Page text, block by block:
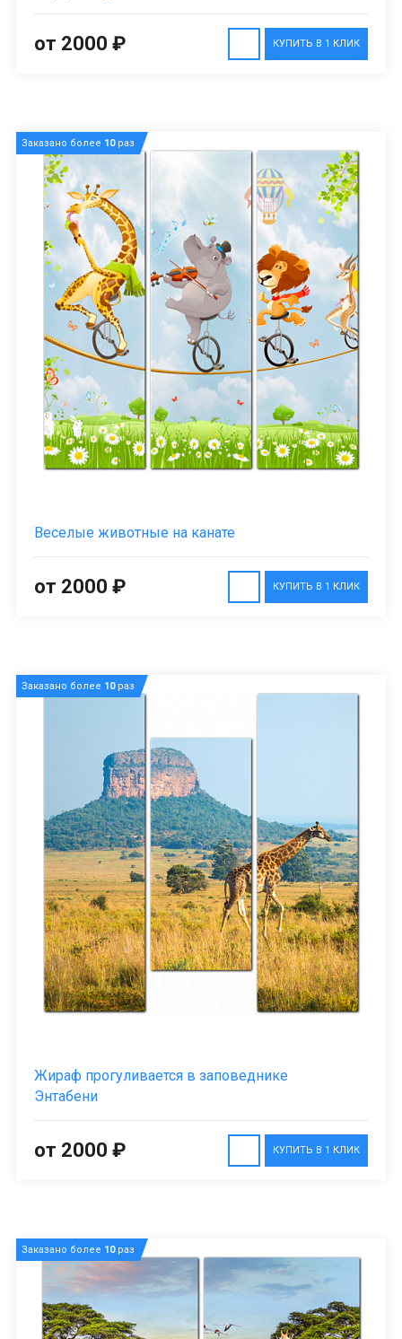
КУПИТЬ В 1 КЛИК
от 2000 ₽
Заказано более 10раз
Веселые животные на канате
КУПИТЬ В 1 КЛИК
от 2000 ₽
Заказано более 10раз
Жираф прогуливается в заповеднике
Энтабени
КУПИТЬ В 1 КЛИК
от 2000 ₽
Заказано более 10раз